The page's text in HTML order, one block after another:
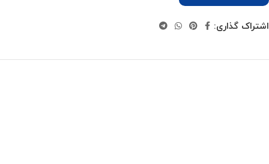
اشتراک گذاری: